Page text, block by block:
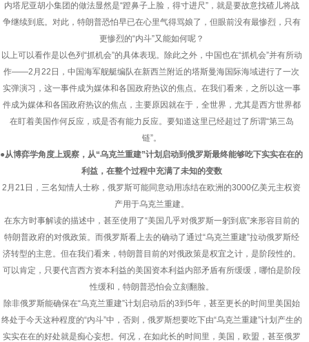
内塔尼亚胡小集团的做法显然是“蹬鼻子上脸，得寸进尺”，就是要故意找碴儿将战
争继续到底。对此，特朗普恐怕早已在心里气得骂娘了，但眼前没有最惨烈，只有
更惨烈的“内斗”又能如何呢？
以上可以看作是以色列“抓机会”的具体表现。除此之外，中国也在“抓机会”并有所动
作——2月22日，中国海军舰艇编队在新西兰附近的塔斯曼海国际海域进行了一次
实弹演习，这一事件成为媒体和各国政府热议的焦点。在我们看来，之所以这一事
件成为媒体和各国政府热议的焦点，主要原因就在于，全世界，尤其是西方世界都
在盯着美国作何反应，或是否有能力反应。要知道这里已经超过了所谓“第三岛
链”。
●从博弈学角度上观察，从“乌克兰重建”计划启动到俄罗斯最终能够吃下实实在在的
利益，在整个过程中充满了未知的变数
2月21日，三名知情人士称，俄罗斯可能同意动用冻结在欧洲的3000亿美元主权资
产用于乌克兰重建。
在东方时事解读的描述中，甚至使用了“美国几乎对俄罗斯一躬到底”来形容目前的
特朗普政府的对俄政策。而俄罗斯看上去的确动了通过“乌克兰重建”拉动俄罗斯经
济转型的主意。但在我们看来，特朗普目前的对俄政策是权宜之计，是阶段性的。
可以肯定，只要代言西方资本利益的美国资本利益内部矛盾有所缓缓，哪怕是阶段
性缓和，特朗普恐怕会立刻翻脸。
除非俄罗斯能确保在“乌克兰重建”计划启动后的3到5年，甚至更长的时间里美国始
终处于今天这种程度的“内斗”中，否则，俄罗斯想要吃下由“乌克兰重建”计划产生的
实实在在的好处就是痴心妄想。何况，在如此长的时间里，美国，欧盟，甚至俄罗